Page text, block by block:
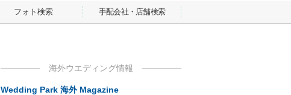
フォト検索 手配会社・店舗検索
海外ウエディング情報
Wedding Park 海外 Magazine